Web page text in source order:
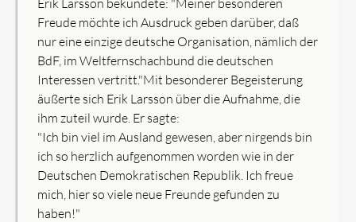
Freude möchte ich Ausdruck geben darüber, daß
nur eine einzige deutsche Organisation, nämlich der
BdF, im Weltfernschachbund die deutschen
Interessen vertritt."Mit besonderer Begeisterung
äußerte sich Erik Larsson über die Aufnahme, die
ihm zuteil wurde. Er sagte:
"Ich bin viel im Ausland gewesen, aber nirgends bin
ich so herzlich aufgenommen worden wie in der
Deutschen Demokratischen Republik. Ich freue
mich, hier so viele neue Freunde gefunden zu
haben!"